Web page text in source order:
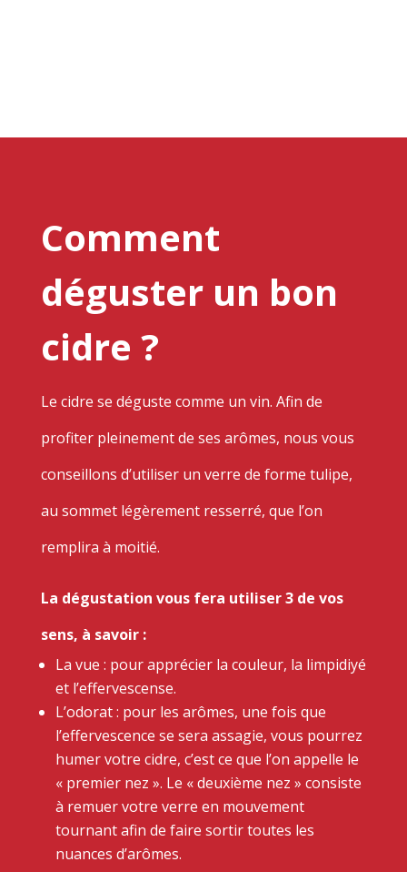
Comment
déguster un bon
cidre ?
Le cidre se déguste comme un vin. Afin de
profiter pleinement de ses arômes, nous vous
conseillons d’utiliser un verre de forme tulipe,
au sommet légèrement resserré, que l’on
remplira à moitié.
La dégustation vous fera utiliser 3 de vos
sens, à savoir :
La vue : pour apprécier la couleur, la limpidiyé
et l’effervescense.
L’odorat : pour les arômes, une fois que
l’effervescence se sera assagie, vous pourrez
humer votre cidre, c’est ce que l’on appelle le
« premier nez ». Le « deuxième nez » consiste
à remuer votre verre en mouvement
tournant afin de faire sortir toutes les
nuances d’arômes.